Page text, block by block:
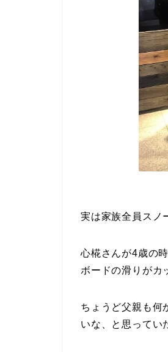
実は家族全員スノ
心椛さんが4歳の
ボードの滑りがカ
ちょうど父親も何
いな、と思ってい